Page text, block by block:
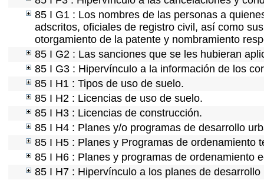
85 I G1 : Los nombres de las personas a
adscritos, oficiales de registro civil, así como
otorgamiento de la patente y nombramiento
85 I G2 : Las sanciones que se les hubieran
85 I G3 : Hipervínculo a la información de los
85 I H1 : Tipos de uso de suelo.
85 I H2 : Licencias de uso de suelo.
85 I H3 : Licencias de construcción.
85 I H4 : Planes y/o programas de desarrollo
85 I H5 : Planes y Programas de ordenamiento
85 I H6 : Planes y programas de ordenamiento
85 I H7 : Hipervínculo a los planes de desarrollo